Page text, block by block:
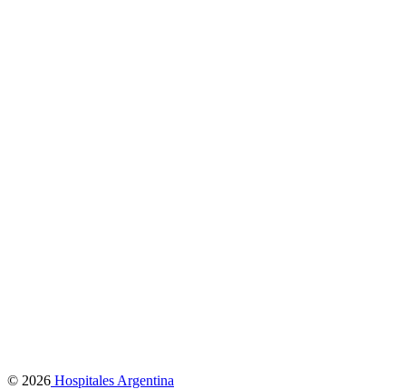
© 2026 Hospitales Argentina